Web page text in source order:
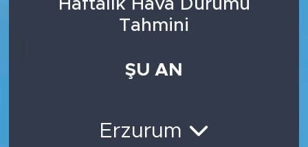
Haftalık Hava Durumu
Tahmini
ŞU AN
Erzurum